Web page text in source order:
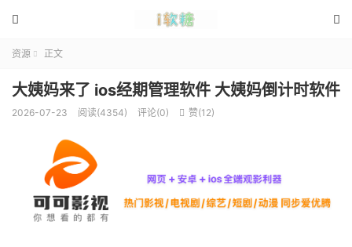


资源  正文
大姨妈来了 ios经期管理软件 大姨妈倒计时软件
2026-07-23 阅读(4354) 评论(0)  赞(12)